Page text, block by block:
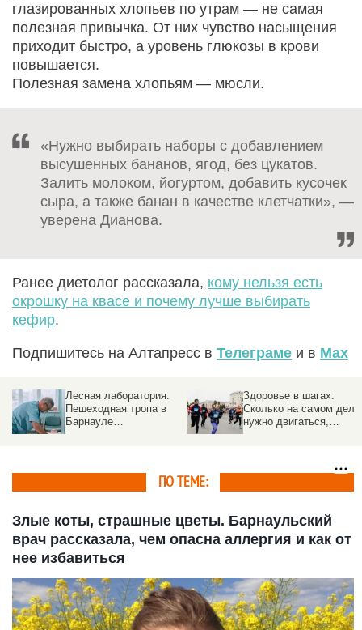
глазированных хлопьев по утрам — не самая
полезная привычка. От них чувство насыщения
приходит быстро, а уровень глюкозы в крови
повышается.
Полезная замена хлопьям — мюсли.
«Нужно выбирать наборы с добавлением
высушенных бананов, ягод, без цукатов.
Залить молоком, йогуртом, добавить кусочек
сыра, а также банан в качестве клетчатки», —
уверена Дианова.
Ранее диетолог рассказала, кому нельзя есть
окрошку на квасе и почему лучше выбирать
кефир.
Подпишитесь на Алтапресс в Телеграме и в Max
Лесная лаборатория.
Пешеходная тропа в
Барнауле
Здоровье в шагах.
Сколько на самом
нужно двигаться,
ПО ТЕМЕ:
Злые коты, страшные цветы. Барнаульский
врач рассказала, чем опасна аллергия и как от
нее избавиться